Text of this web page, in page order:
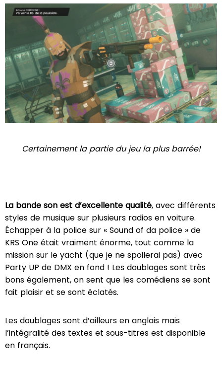
Certainement la partie du jeu la plus barrée!
La bande son est d’excellente qualité, avec différents
styles de musique sur plusieurs radios en voiture.
Échapper à la police sur « Sound of da police » de
KRS One était vraiment énorme, tout comme la
mission sur le yacht (que je ne spoilerai pas) avec
Party UP de DMX en fond ! Les doublages sont très
bons également, on sent que les comédiens se sont
fait plaisir et se sont éclatés.
Les doublages sont d’ailleurs en anglais mais
l’intégralité des textes et sous-titres est disponible
en français.